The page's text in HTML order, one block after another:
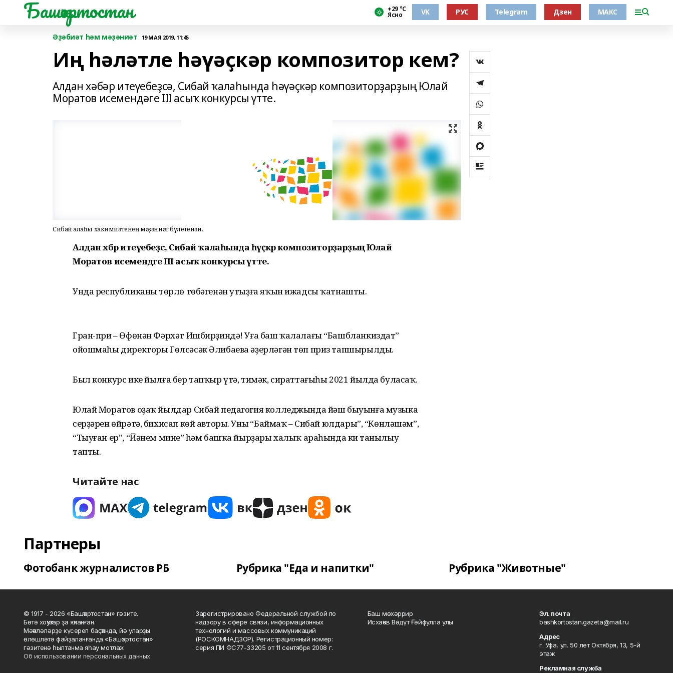
Башҡортостан +29 °С
Ясно VK РУС Telegram Дзен МАКС
Әҙәбиәт һәм мәҙәниәт 19 МАЯ 2019, 11:45
Иң һәләтле һәүәҫкәр композитор кем?
Алдан хәбәр итеүебеҙсә, Сибай ҡалаһында һәүәҫкәр композиторҙарҙың Юлай
Моратов исемендәге III асыҡ конкурсы үтте.
Сибай ҡалаһы хакимиәтенең мәҙәниәт бүлегенән.
Алдан хәбәр итеүебеҙсә, Сибай ҡалаһында һәүәҫкәр композиторҙарҙың Юлай
Моратов исемендәге III асыҡ конкурсы үтте.
Унда республиканың төрлө төбәгенән утыҙға яҡын ижадсы ҡатнашты.
Гран-при – Өфөнән Фәрхәт Ишбирҙиндә! Уға баш ҡалалағы “Башбланкиздат”
ойошмаһы директоры Гөлсәсәк Әлибаева әҙерләгән төп приз тапшырылды.
Был конкурс ике йылға бер тапҡыр үтә, тимәк, сираттағыһы 2021 йылда буласаҡ.
Юлай Моратов оҙаҡ йылдар Сибай педагогия колледжында йәш быуынға музыка
серҙәрен өйрәтә, бихисап көй авторы. Уның “Баймаҡ – Сибай юлдары”, “Көнләшәм”,
“Тыуған ер”, “Йәнем минең” һәм башҡа йырҙары халыҡ араһында киң танылыу
тапты.
Читайте нас
Партнеры
Фотобанк журналистов РБ Рубрика "Еда и напитки" Рубрика "Животные"
© 1917 - 2026 «Башҡортостан» гәзите.
Бөтә хоҡуҡтар ҙа яҡланған.
Мәҡәләләрҙе күсереп баҫҡанда, йә уларҙы
өлөшләтә файҙаланғанда «Башҡортостан»
гәзитенә һылтанма яһау мотлаҡ.
Об использовании персональных данных
Зарегистрировано Федеральной службой по
надзору в сфере связи, информационных
технологий и массовых коммуникаций
(РОСКОМНАДЗОР). Регистрационный номер:
серия ПИ ФС77-33205 от 11 сентября 2008 г.
Баш мөхәррир
Исхаҡов Вәдүт Ғәйфулла улы
Эл. почта
bashkortostan.gazeta@mail.ru
Адрес
г. Уфа, ул. 50 лет Октября, 13, 5-й
этаж
Рекламная служба